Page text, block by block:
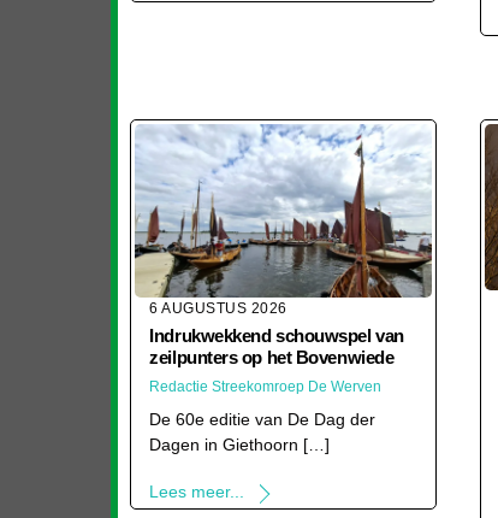
6 AUGUSTUS 2026
Indrukwekkend schouwspel van
zeilpunters op het Bovenwiede
Redactie Streekomroep De Werven
De 60e editie van De Dag der
Dagen in Giethoorn […]
Lees meer...